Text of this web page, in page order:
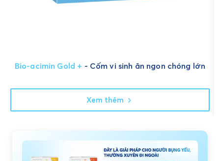
Bio-acimin Gold + - Cốm vi sinh ăn ngon chóng lớn
Xem thêm